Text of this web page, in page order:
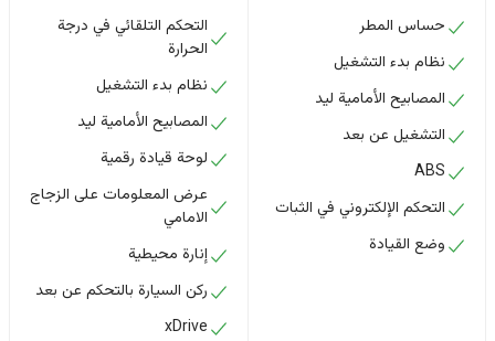
حساس المطر
نظام بدء التشغيل
المصابيح الأمامية ليد
التشغيل عن بعد
ABS
التحكم الإلكتروني في الثبات
وضع القيادة
التحكم التلقائي في درجة
الحرارة
نظام بدء التشغيل
المصابيح الأمامية ليد
لوحة قيادة رقمية
عرض المعلومات على الزجاج
الامامي
إنارة محيطية
ركن السيارة بالتحكم عن بعد
xDrive